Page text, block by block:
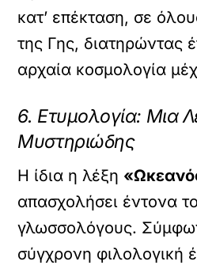
κατ’ επέκταση, σε
της Γης, διατηρώντας
αρχαία κοσμολογία
6. Ετυμολογία: Μια
Μυστηριώδης
Η ίδια η λέξη
απασχολήσει έντονα
γλωσσολόγους.
σύγχρονη φιλολογική